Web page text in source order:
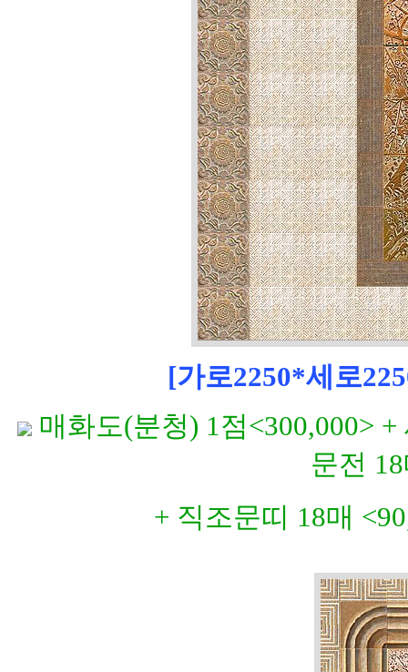
[가로2250*세로
매화도(분청) 1점<300,000>
문전
+ 직조문띠 18매